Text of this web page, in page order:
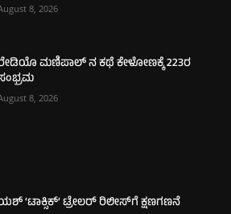
8, 2026
ಮಣಿಪಾಲ್ ನ ಕಥೆ ಕೇಳೋಣಕ್ಕೆ 223ರ
8, 2026
‘ಟಾಕ್ಸಿಕ್’ ಟ್ರೇಲರ್ ರಿಲೀಸ್‌ಗೆ ಕ್ಷಣಗಣನೆ